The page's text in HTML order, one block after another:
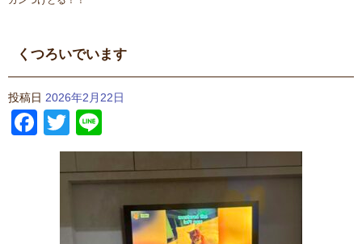
くつろいでいます
投稿日 2026年2月22日
Facebook
Twitter